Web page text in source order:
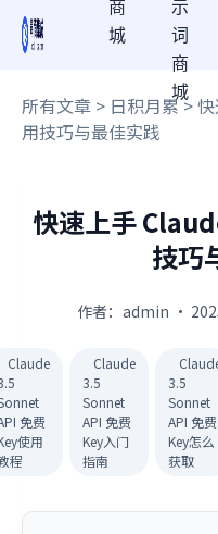
商
城
示
词
商
城
所有文章 > 日积月累> 快
用技巧与最佳实践
快速上手
技巧
作者：admin ·
Claude
免费
使用
程
Claude
3.5
Sonnet
API 免费
Key入门
指南
3.5
Sonnet
API 免费
Key怎么
获取